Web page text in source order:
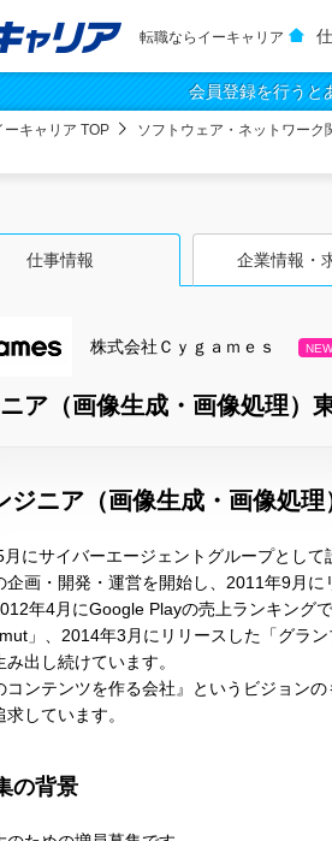
転職ならイーキャリア
会員登録を行うと
キャリア TOP ソフトウェア・ネットワーク
仕事情報 企業情報・
株式会社Ｃｙｇａｍｅｓ NEW
ア（画像生成・画像処理）
ジニア（画像生成・画像処
にサイバーエージェントグループとして
企画・開発・運営を開始し、2011年9月
年4月にGoogle Playの売上ランキング
」、2014年3月にリリースした「グラ
み出し続けています。
コンテンツを作る会社』というビジョン
求しています。
の背景